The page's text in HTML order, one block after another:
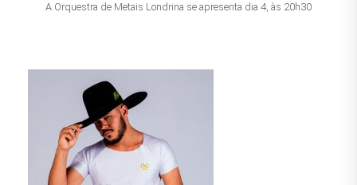
A Orquestra de Metais Londrina se apresenta dia 4, às 20h30